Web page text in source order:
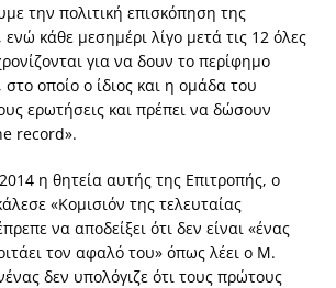
την πολιτική επισκόπηση της
κάθε μεσημέρι λίγο μετά τις 12 όλες
για να δουν το περίφημο
οποίο ο ίδιος και η ομάδα του
ερωτήσεις και πρέπει να δώσουν
record».
η θητεία αυτής της Επιτροπής, ο
«Κομισιόν της τελευταίας
να αποδείξει ότι δεν είναι «ένας
τον αφαλό του» όπως λέει ο Μ.
δεν υπολόγιζε ότι τους πρώτους